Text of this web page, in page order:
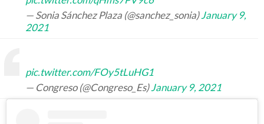
— Sonia Sánchez Plaza (@sanchez_sonia) January 9,
2021
pic.twitter.com/FOy5tLuHG1
— Congreso (@Congreso_Es) January 9, 2021